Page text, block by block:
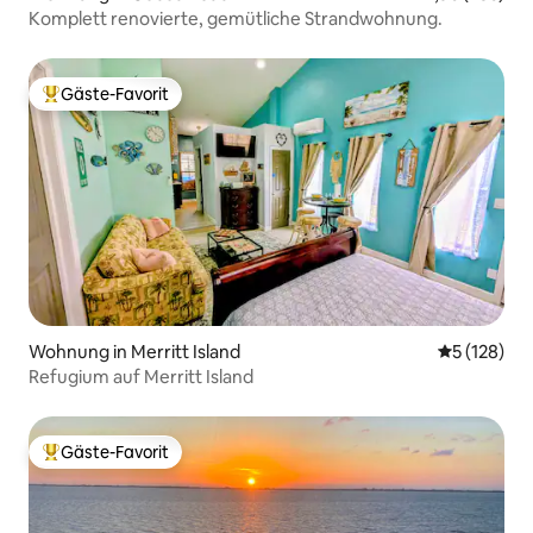
Komplett renovierte, gemütliche Strandwohnung.
Beliebter Gäste-Favorit.
Gäste-Favorit
Wohnung in Merritt Island
5 (128)
Refugium auf Merritt Island
Beliebter Gäste-Favorit.
Gäste-Favorit